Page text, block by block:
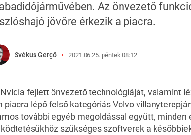
Az önvezető
jövőre érkezik a piacra.
Svékus Gergő 2021.06.25. péntek 08:12
fejlett önvezető technológiáját, valamint
piacra lépő felső kategóriás Volvo
további egyéb megoldással együtt, minden
szükséges szoftverek a